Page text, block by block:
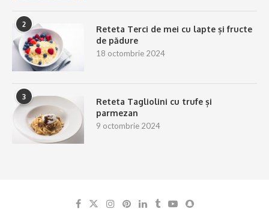
2
Reteta Terci de mei cu lapte și fructe
de pădure
18 octombrie 2024
3
Reteta Tagliolini cu trufe și
parmezan
9 octombrie 2024